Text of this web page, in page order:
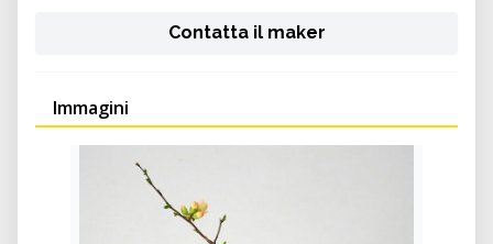
Contatta il maker
Immagini